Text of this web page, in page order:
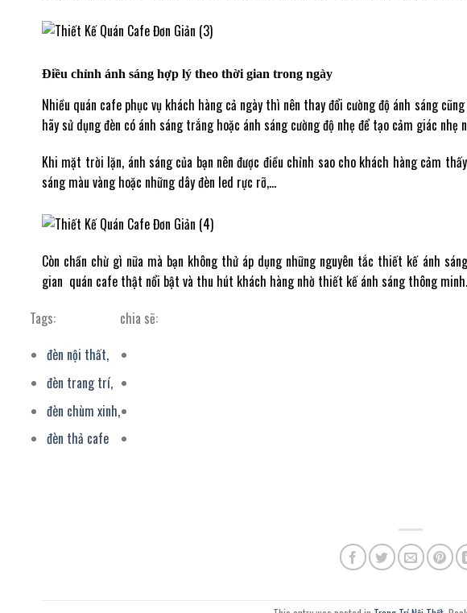
Điều chỉnh ánh sáng hợp lý theo thời gian trong ngày
Nhiều quán cafe phục vụ khách hàng cả ngày thì nên thay đổi cường độ ánh sáng
hãy sử dụng đèn có ánh sáng trắng hoặc ánh sáng cường độ nhẹ để tạo cảm giác nhẹ
Khi mặt trời lặn, ánh sáng của bạn nên được điều chỉnh sao cho khách hàng cảm
sáng màu vàng hoặc những dây đèn led rực rỡ,…
Còn chần chừ gì nữa mà bạn không thử áp dụng những nguyên tắc thiết kế ánh
gian quán cafe thật nổi bật và thu hút khách hàng nhờ thiết kế ánh sáng thông minh.
Tags:
đèn nội thất,
đèn trang trí,
đèn chùm xinh,
đèn thả cafe
chia sẽ: